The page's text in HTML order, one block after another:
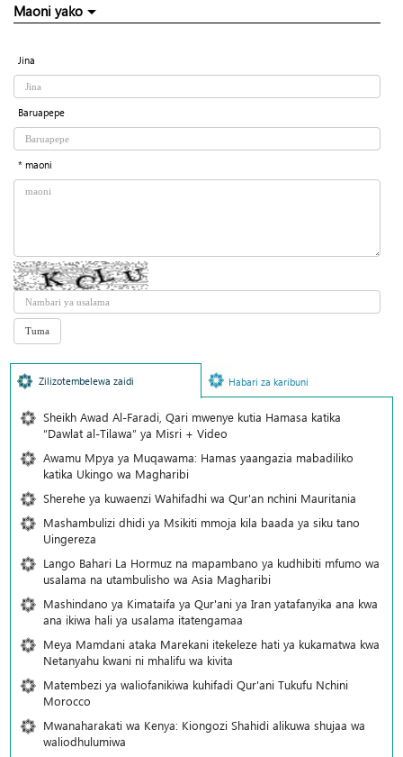
Maoni yako
Jina
Baruapepe
* maoni
Zilizotembelewa zaidi Habari za karibuni
Sheikh Awad Al-Faradi, Qari mwenye kutia Hamasa katika
“Dawlat al-Tilawa” ya Misri + Video
Awamu Mpya ya Muqawama: Hamas yaangazia mabadiliko
katika Ukingo wa Magharibi
Sherehe ya kuwaenzi Wahifadhi wa Qur'an nchini Mauritania
Mashambulizi dhidi ya Msikiti mmoja kila baada ya siku tano
Uingereza
Lango Bahari La Hormuz na mapambano ya kudhibiti mfumo wa
usalama na utambulisho wa Asia Magharibi
Mashindano ya Kimataifa ya Qur'ani ya Iran yatafanyika ana kwa
ana ikiwa hali ya usalama itatengamaa
Meya Mamdani ataka Marekani itekeleze hati ya kukamatwa kwa
Netanyahu kwani ni mhalifu wa kivita
Matembezi ya waliofanikiwa kuhifadi Qur'ani Tukufu Nchini
Morocco
Mwanaharakati wa Kenya: Kiongozi Shahidi alikuwa shujaa wa
waliodhulumiwa